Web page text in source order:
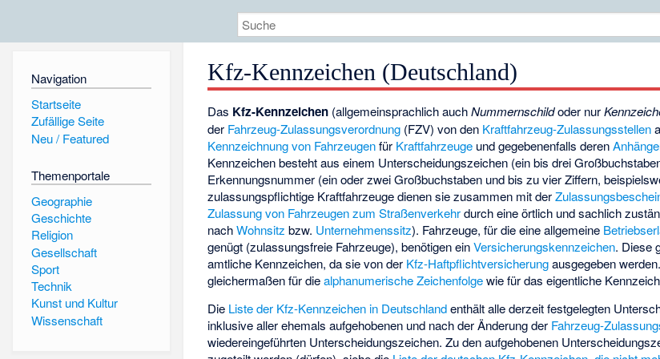
Navigation
Startseite
Zufällige Seite
Neu / Featured
Themenportale
Geographie
Geschichte
Religion
Gesellschaft
Sport
Technik
Kunst und Kultur
Wissenschaft
Kfz-Kennzeichen (Deutschland)
Das Kfz-Kennzeichen (allgemeinsprachlich auchNummernschildoder nur
der Fahrzeug-Zulassungsverordnung (FZV) von den Kraftfahrzeug-Zulassungsstellen
Kennzeichnung von Fahrzeugenfür Kraftfahrzeuge und gegebenenfalls deren
Kennzeichen besteht aus einem Unterscheidungszeichen (ein bis drei
Erkennungsnummer (ein oder zwei Großbuchstaben und bis zu vier Ziffern,
zulassungspflichtige Kraftfahrzeuge dienen sie zusammen mit der
Zulassung von Fahrzeugen zum Straßenverkehrdurch eine örtlich und sachlich
nachWohnsitz bzw. Unternehmenssitz). Fahrzeuge, für die eine allgemeine
genügt (zulassungsfreie Fahrzeuge), benötigen einVersicherungskennzeichen. Diese
amtliche Kennzeichen, da sie von der Kfz-Haftpflichtversicherungausgegeben
gleichermaßen für diealphanumerische Zeichenfolgewie für das eigentliche
Die Liste der Kfz-Kennzeichen in Deutschlandenthält alle derzeit festgelegten
inklusive aller ehemals aufgehobenen und nach der Änderung der Fahrzeug-
wiedereingeführten Unterscheidungszeichen. Zu den aufgehobenen